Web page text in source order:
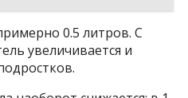
0.5 литров. С
увеличивается и